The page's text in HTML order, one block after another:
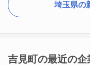
埼玉県の
吉見町の最近の企